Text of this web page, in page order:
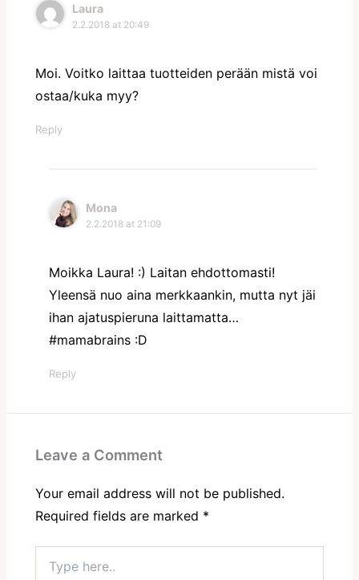
Laura
2.2.2018 at 20:49
Moi. Voitko laittaa tuotteiden perään mistä voi
ostaa/kuka myy?
Reply
Mona
2.2.2018 at 21:09
Moikka Laura! :) Laitan ehdottomasti!
Yleensä nuo aina merkkaankin, mutta nyt jäi
ihan ajatuspieruna laittamatta…
#mamabrains :D
Reply
Leave a Comment
Your email address will not be published.
Required fields are marked *
here..